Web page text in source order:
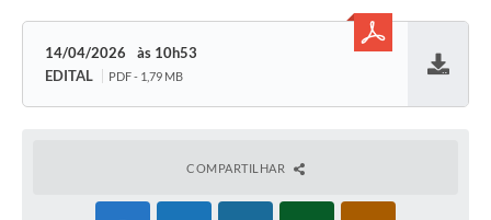
14/04/2026
10h53
EDITAL
PDF - 1,79 MB
COMPARTILHAR